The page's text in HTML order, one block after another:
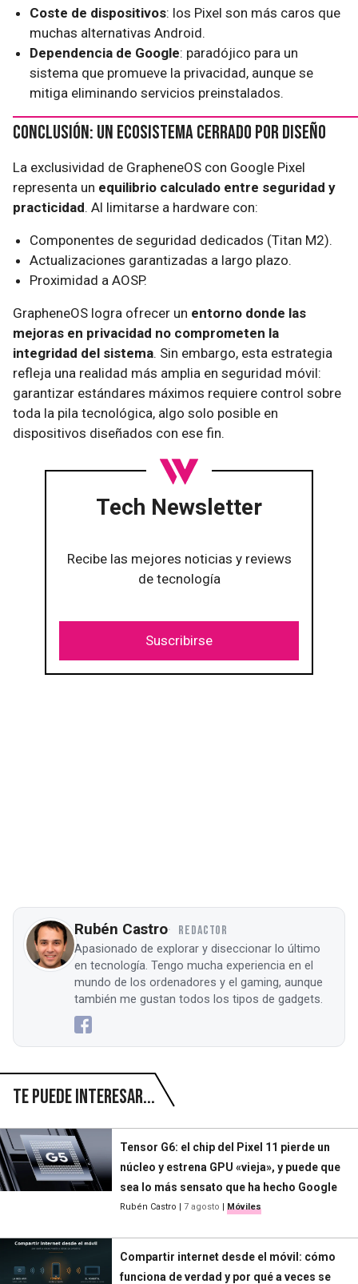
Coste de dispositivos: los Pixel son más caros que
muchas alternativas Android.
Dependencia de Google: paradójico para un
sistema que promueve la privacidad, aunque se
mitiga eliminando servicios preinstalados.
Conclusión: Un Ecosistema Cerrado por Diseño
La exclusividad de GrapheneOS con Google Pixel
representa un equilibrio calculado entre seguridad y
practicidad. Al limitarse a hardware con:
Componentes de seguridad dedicados (Titan M2).
Actualizaciones garantizadas a largo plazo.
Proximidad a AOSP.
GrapheneOS logra ofrecer un entorno donde las
mejoras en privacidad no comprometen la
integridad del sistema. Sin embargo, esta estrategia
refleja una realidad más amplia en seguridad móvil:
garantizar estándares máximos requiere control sobre
toda la pila tecnológica, algo solo posible en
dispositivos diseñados con ese fin.
Tech Newsletter
Recibe las mejores noticias y reviews
de tecnología
Suscribirse
Rubén Castro REDACTOR
Apasionado de explorar y diseccionar lo último
en tecnología. Tengo mucha experiencia en el
mundo de los ordenadores y el gaming, aunque
también me gustan todos los tipos de gadgets.
Te puede interesar...
Tensor G6: el chip del Pixel 11 pierde un
núcleo y estrena GPU «vieja», y puede que
sea lo más sensato que ha hecho Google
Rubén Castro | 7 agosto | Móviles
Compartir internet desde el móvil: cómo
funciona de verdad y por qué a veces se